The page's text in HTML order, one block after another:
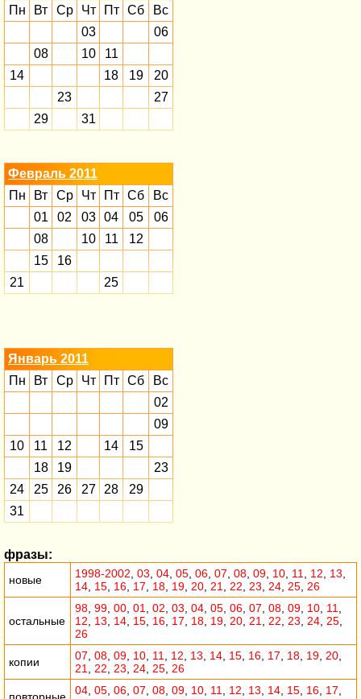
Пн
Вт Ср Чт Пт Сб
Вс
03
06
08
10
11
14
18 19
20
23
27
29
31
Февраль 2011
Пн
Вт Ср Чт Пт Сб
Вс
01
02 03 04 05
06
08
10 11
12
15
16
21
25
Январь 2011
Пн
Вт Ср Чт Пт Сб
Вс
02
09
10
11 12 14
15
18
19
23
24
25 26 27 28
29
31
фразы:
новые 1998-2002 03 04 05 06 07 08 09 10 11 12 13
14 15 16 17 18 19 20 21 22 23 24 25 26
остальные
98 99 00 01 02 03 04 05 06 07 08 09 10 11
12
13 14 15 16 17 18 19 20 21 22 23 24 25
26
копии 07 08 09 10 11 12 13 14 15 16 17 18 19 20
21
22 23 24 25 26
04 05 06 07 08 09 10 11 12 13 14 15 16 17